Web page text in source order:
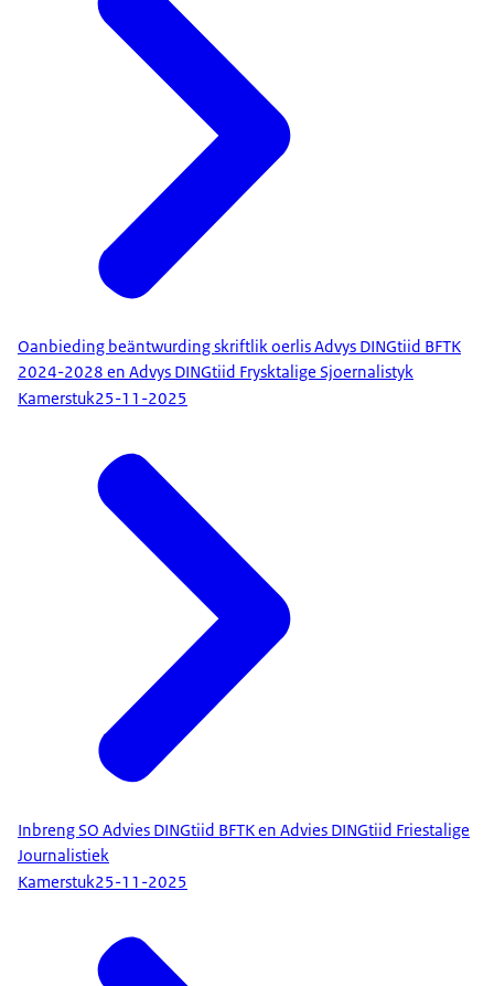
Oanbieding beäntwurding skriftlik oerlis Advys DINGtiid BFTK
2024-2028 en Advys DINGtiid Frysktalige Sjoernalistyk
Kamerstuk25-11-2025
Inbreng SO Advies DINGtiid BFTK en Advies DINGtiid Friestalige
Journalistiek
Kamerstuk25-11-2025